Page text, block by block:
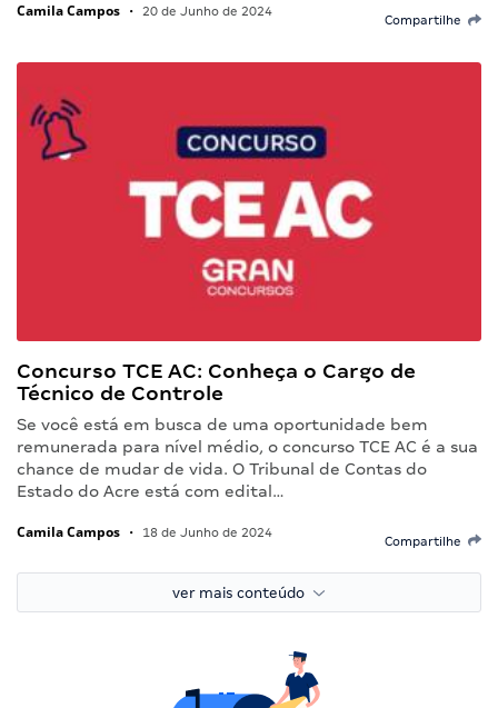
Camila Campos • 20 de Junho de 2024
Compartilhe
Concurso TCE AC: Conheça o Cargo de
Técnico de Controle
Se você está em busca de uma oportunidade bem
remunerada para nível médio, o concurso TCE AC é a sua
chance de mudar de vida. O Tribunal de Contas do
Estado do Acre está com edital…
Camila Campos • 18 de Junho de 2024
Compartilhe
ver mais conteúdo